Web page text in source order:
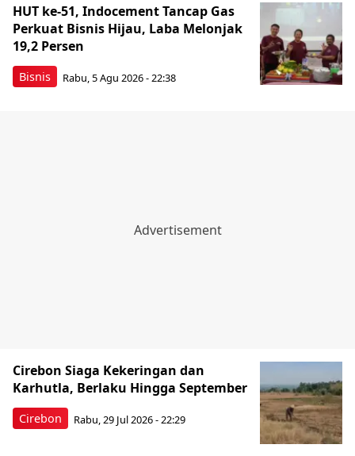
Bisnis
HUT ke-51, Indocement Tancap Gas
Perkuat Bisnis Hijau, Laba Melonjak
19,2 Persen
Rabu, 5 Agu 2026 - 22:38
Cirebon
Cirebon Siaga Kekeringan dan
Karhutla, Berlaku Hingga September
Rabu, 29 Jul 2026 - 22:29